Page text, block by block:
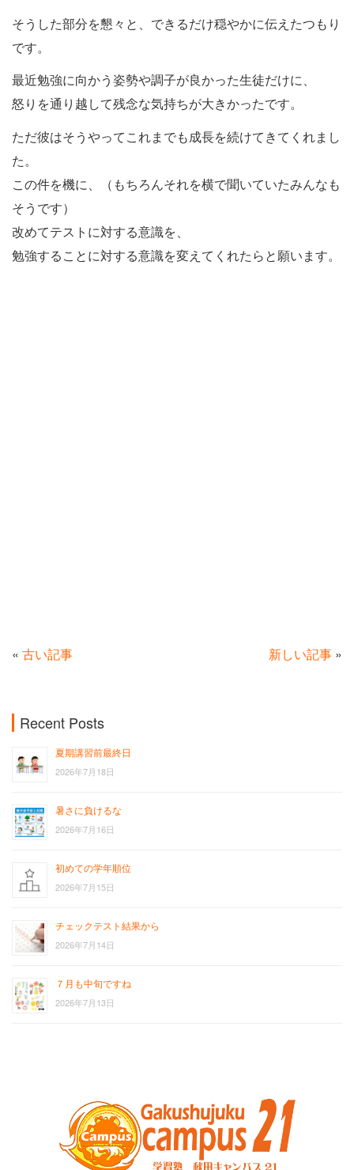
そうした部分を懇々と、できるだけ穏やかに伝えたつもり
です。
最近勉強に向かう姿勢や調子が良かった生徒だけに、
怒りを通り越して残念な気持ちが大きかったです。
ただ彼はそうやってこれまでも成長を続けてきてくれまし
た。
この件を機に、（もちろんそれを横で聞いていたみんなも
そうです）
改めてテストに対する意識を、
勉強することに対する意識を変えてくれたらと願います。
« 古い記事 新しい記事 »
Recent Posts
夏期講習前最終日
2026年7月18日
暑さに負けるな
2026年7月16日
初めての学年順位
2026年7月15日
チェックテスト結果から
2026年7月14日
７月も中旬ですね
2026年7月13日